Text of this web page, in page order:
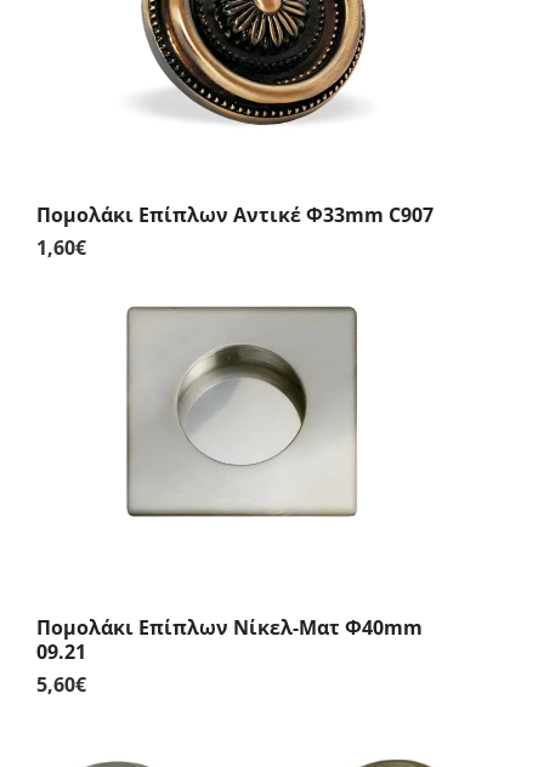
Πομολάκι Επίπλων Αντικέ Φ33mm C907
1,60€
Πομολάκι Επίπλων Νίκελ-Ματ Φ40mm
09.21
5,60€